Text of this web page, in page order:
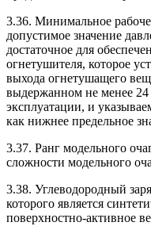
3.36. Минимальное
допустимое значение
достаточное для
огнетушителя, которое
выхода огнетушащего
выдержанном не менее
эксплуатации, и
как нижнее предельное
3.37. Ранг модельного
сложности модельного
3.38. Углеводородный
которого является
поверхностно-активное